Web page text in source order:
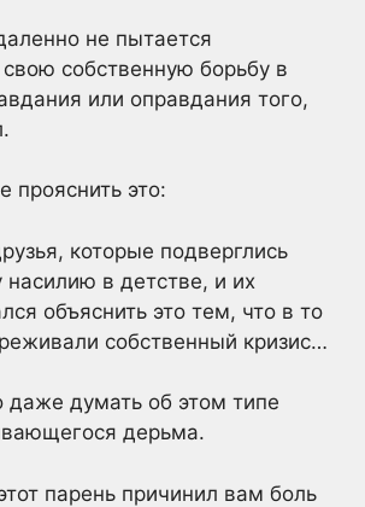
не пытается
свою собственную борьбу в
или оправдания того,
прояснить это:
которые подверглись
насилию в детстве, и их
объяснить это тем, что в то
собственный кризис…
даже думать об этом типе
дерьма.
парень причинил вам боль